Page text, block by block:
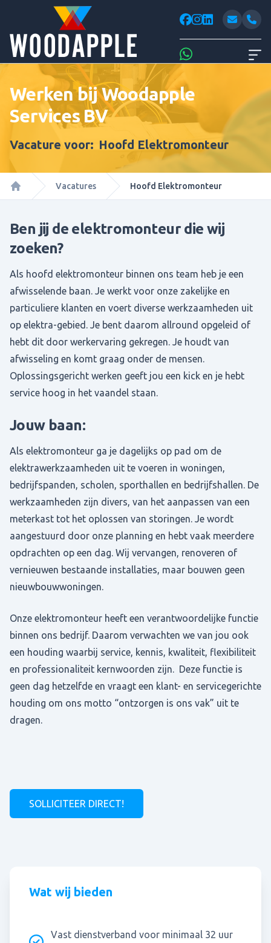
facebook
instagram
linkedin
Whatsapp
Werken bij Woodapple
Services BV
Vacature voor: Hoofd Elektromonteur
Home
Vacatures Hoofd Elektromonteur
Ben jij de elektromonteur die wij
zoeken?
Als hoofd elektromonteur binnen ons team heb je een
afwisselende baan. Je werkt voor onze zakelijke en
particuliere klanten en voert diverse werkzaamheden uit
op elektra-gebied. Je bent daarom allround opgeleid of
hebt dit door werkervaring gekregen. Je houdt van
afwisseling en komt graag onder de mensen.
Oplossingsgericht werken geeft jou een kick en je hebt
service hoog in het vaandel staan.
Jouw baan:
Als elektromonteur ga je dagelijks op pad om de
elektrawerkzaamheden uit te voeren in woningen,
bedrijfspanden, scholen, sporthallen en bedrijfshallen. De
werkzaamheden zijn divers, van het aanpassen van een
meterkast tot het oplossen van storingen. Je wordt
aangestuurd door onze planning en hebt vaak meerdere
opdrachten op een dag. Wij vervangen, renoveren of
vernieuwen bestaande installaties, maar bouwen geen
nieuwbouwwoningen.
Onze elektromonteur heeft een verantwoordelijke functie
binnen ons bedrijf. Daarom verwachten we van jou ook
een houding waarbij service, kennis, kwaliteit, flexibiliteit
en professionaliteit kernwoorden zijn. Deze functie is
geen dag hetzelfde en vraagt een klant- en servicegerichte
houding om ons motto “ontzorgen is ons vak” uit te
dragen.
SOLLICITEER DIRECT!
Wat wij bieden
Vast dienstverband voor minimaal 32 uur